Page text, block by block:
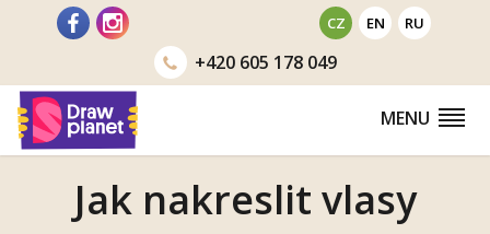
CZ EN RU
+420605 178 049
MENU
Jak nakreslit vlasy